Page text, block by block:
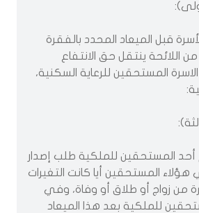
قبل الميعاد المحدد بالفقرة
الثالثة من المادة 62 من اللائحة ينتقل حق الانتفاع
المستحقين للرعاية السكنية،
أحد المستحقين للملكية طلب إصدار
هؤلاء المستحقين أيا كانت التغيرات
من زواج أو طلاق أو وفاة، وفي
للملكية بعد هذا الميعاد